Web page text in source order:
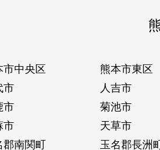
市中央区 熊本市東区
市
人吉市
市
菊池市
市
天草市
郡南関町
玉名郡長洲